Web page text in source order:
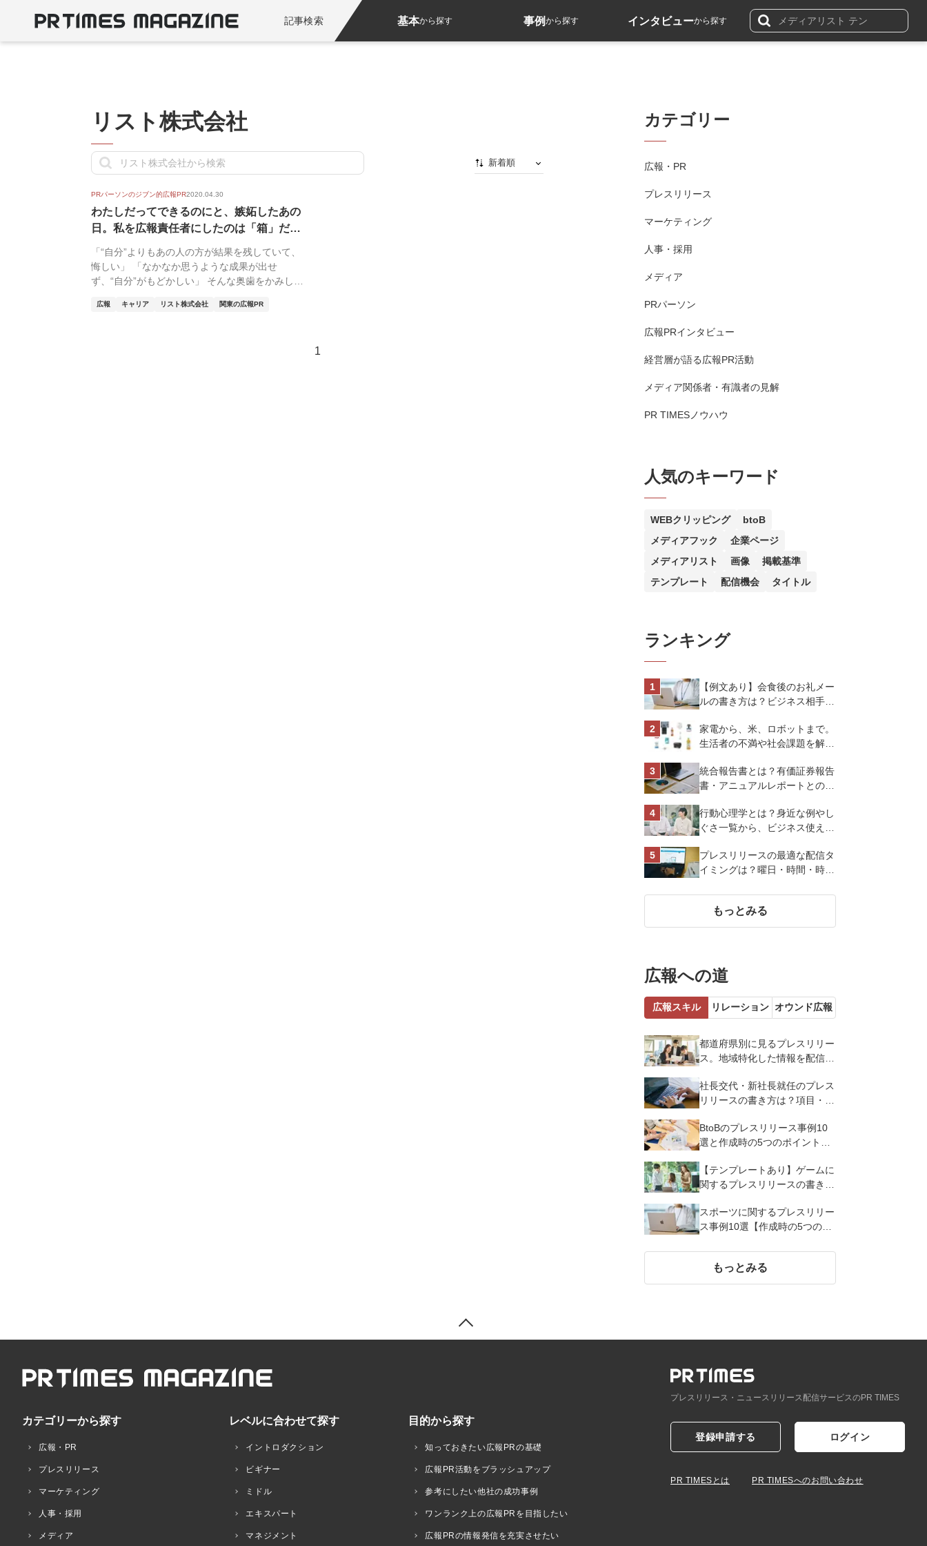
記事検索 基本から探す 事例から探す インタビューから探す
リスト株式会社
新着順
PRパーソンのジブン的広報PR2020.04.30
わたしだってできるのにと、嫉妬したあの
日。私を広報責任者にしたのは「箱」だっ
た──...
「“自分”よりもあの人の方が結果を残していて、
悔しい」 「なかなか思うような成果が出せ
ず、“自分”がもどかしい」 そんな奥歯をかみしめ
広報 キャリア リスト株式会社 関東の広報PR
1
カテゴリー
広報・PR
プレスリリース
マーケティング
人事・採用
メディア
PRパーソン
広報PRインタビュー
経営層が語る広報PR活動
メディア関係者・有識者の見解
PR TIMESノウハウ
人気のキーワード
WEBクリッピング
btoB
メディアフック
企業ページ
メディアリスト
画像
掲載基準
テンプレート
配信機会 タイトル
ランキング
【例文あり】会食後のお礼メー
ルの書き方は？ビジネス相手に
トを解説
家電から、米、ロボットまで。
生活者の不満や社会課題を解決
スオーヤマ株式会社
統合報告書とは？有価証券報告
書・アニュアルレポートとの違
行動心理学とは？身近な例やし
ぐさ一覧から、ビジネス使える
プレスリリースの最適な配信タ
イミングは？曜日・時間・時期
化させよう
もっとみる
広報への道
広報スキル リレーション オウンド広報
都道府県別に見るプレスリリー
ス。地域特化した情報を配信す
社長交代・新社長就任のプレス
リリースの書き方は？項目・ポ
BtoBのプレスリリース事例10
選と作成時の5つのポイントを
【テンプレートあり】ゲームに
関するプレスリリースの書き方
スポーツに関するプレスリリー
ス事例10選【作成時の5つのポ
もっとみる
カテゴリーから探す
広報・PR
プレスリリース
マーケティング
人事・採用
メディア
レベルに合わせて探す
イントロダクション
ビギナー
ミドル
エキスパート
マネジメント
目的から探す
知っておきたい広報PRの基礎
広報PR活動をブラッシュアップ
参考にしたい他社の成功事例
ワンランク上の広報PRを目指したい
広報PRの情報発信を充実させたい
プレスリリース・ニュースリリース配信サービスのPR TIMES
登録申請する ログイン
PR TIMESとは PR TIMESへのお問い合わせ